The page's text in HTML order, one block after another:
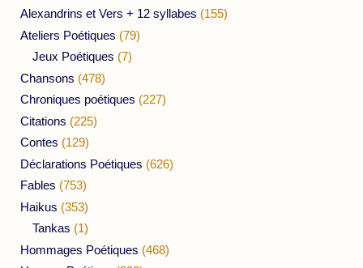
Alexandrins et Vers + 12 syllabes (155)
Ateliers Poétiques (79)
Jeux Poétiques (7)
Chansons (478)
Chroniques poétiques (227)
Citations (225)
Contes (129)
Déclarations Poétiques (626)
Fables (753)
Haikus (353)
Tankas (1)
Hommages Poétiques (468)